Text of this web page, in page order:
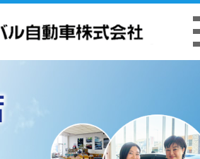
営方針 クッキーポリシ